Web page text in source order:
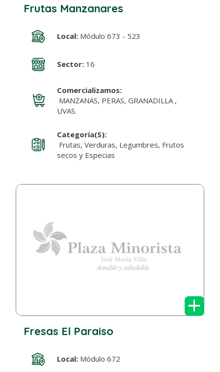
Frutas Manzanares
Local:Módulo 673 - 523
Sector:16
Comercializamos:
MANZANAS, PERAS, GRANADILLA ,
UVAS.
Categoría(s):
Frutas, Verduras, Legumbres, Frutos
secos y Especias
+
Fresas El Paraiso
Local:Módulo 672